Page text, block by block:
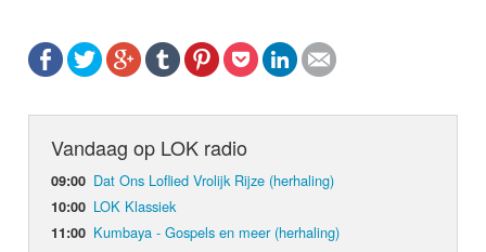
Vandaag op LOK radio
09:00 Dat Ons Loflied Vrolijk Rijze (herhaling)
10:00 LOK Klassiek
11:00 Kumbaya - Gospels en meer (herhaling)